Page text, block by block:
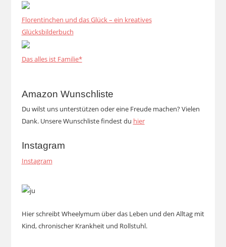
Florentinchen und das Glück – ein kreatives
Glücksbilderbuch
Das alles ist Familie*
Amazon Wunschliste
Du wilst uns unterstützen oder eine Freude machen? Vielen
Dank. Unsere Wunschliste findest du hier
Instagram
Instagram
Hier schreibt Wheelymum über das Leben und den Alltag mit
Kind, chronischer Krankheit und Rollstuhl.